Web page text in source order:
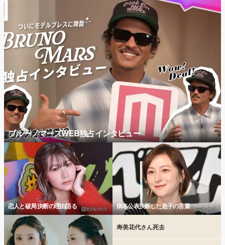
ブルーノマーズWEB独占インタビュー
恋人と破局 決断の理由語る 病名公表決断した息子の言葉
寿美花代さん死去